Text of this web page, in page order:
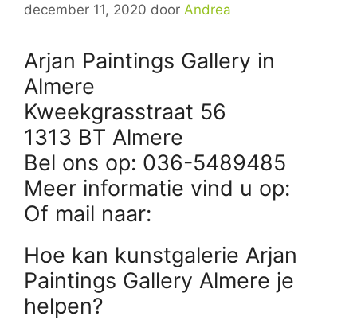
december 11, 2020 door Andrea
Arjan Paintings Gallery in
Almere
Kweekgrasstraat 56
1313 BT Almere
Bel ons op: 036-5489485
Meer informatie vind u op:
Of mail naar:
Hoe kan kunstgalerie Arjan
Paintings Gallery Almere je
helpen?